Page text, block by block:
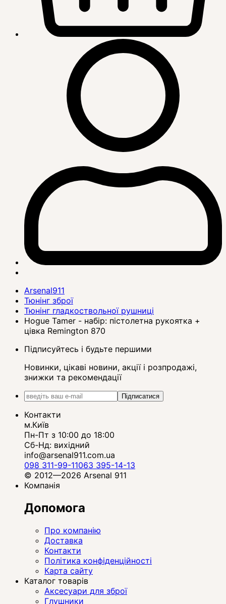
Arsenal911
Тюнінг зброї
Тюнінг гладкоствольної рушниці
Hogue Tamer - набір: пістолетна рукоятка +
цівка Remington 870
Підписуйтесь і будьте першими
Новинки, цікаві новини, акції і розпродажі,
знижки та рекомендації
Підписатися
Контакти
м.Київ
Пн-Пт з 10:00 до 18:00
Сб-Нд: вихідний
info@arsenal911.com.ua
098 311-99-11063 395-14-13
© 2012—2026 Arsenal 911
Компанія
Допомога
Про компанію
Доставка
Контакти
Політика конфіденційності
Карта сайту
Каталог товарів
Аксесуари для зброї
Глушники